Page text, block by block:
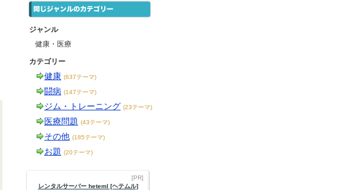
ジャンル
健康・医療
カテゴリー
健康 (637テーマ)
闘病 (147テーマ)
ジム・トレーニング (23テーマ)
医療問題 (43テーマ)
その他 (185テーマ)
お題 (20テーマ)
[PR]
レンタルサーバー heteml [ヘテムル]